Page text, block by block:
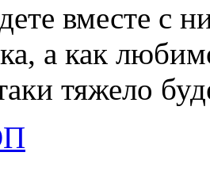
вместе с
а как
тяжело